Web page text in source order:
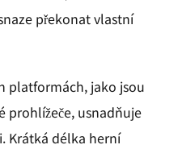
překonat vlastní
platformách, jako jsou
prohlížeče, usnadňuje
Krátká délka herní